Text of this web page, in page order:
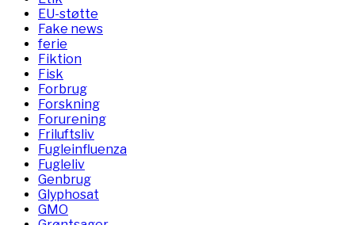
EU-støtte
Fake news
ferie
Fiktion
Fisk
Forbrug
Forskning
Forurening
Friluftsliv
Fugleinfluenza
Fugleliv
Genbrug
Glyphosat
GMO